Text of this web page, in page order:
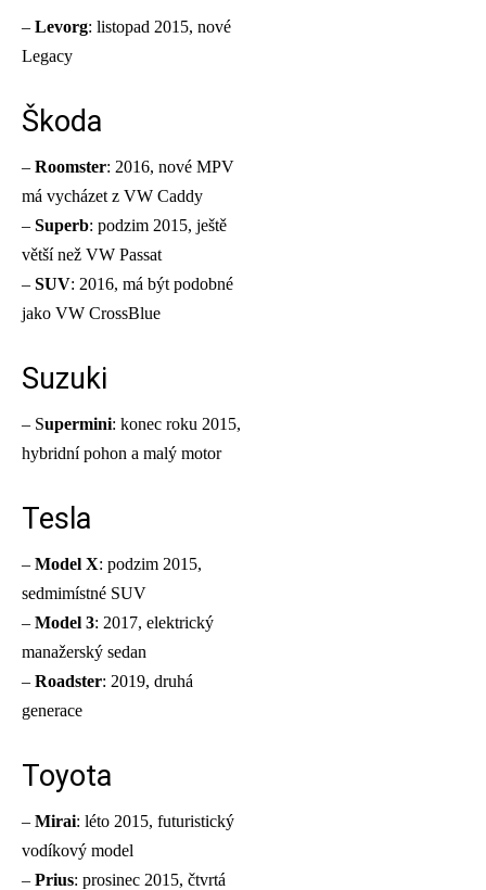
– Levorg: listopad 2015, nové
Legacy
Škoda
– Roomster: 2016, nové MPV
má vycházet z VW Caddy
– Superb: podzim 2015, ještě
větší než VW Passat
– SUV: 2016, má být podobné
jako VW CrossBlue
Suzuki
– Supermini: konec roku 2015,
hybridní pohon a malý motor
Tesla
– Model X: podzim 2015,
sedmimístné SUV
– Model 3: 2017, elektrický
manažerský sedan
– Roadster: 2019, druhá
generace
Toyota
– Mirai: léto 2015, futuristický
vodíkový model
– Prius: prosinec 2015, čtvrtá